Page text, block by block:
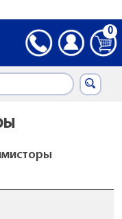
0